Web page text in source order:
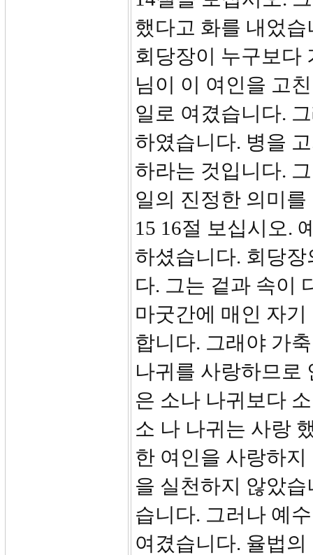
했다고 화를 내었
회당장이 누구보다
님이 이 여인을 고
일로 여겼습니다.
하였습니다. 병을
하라는 것입니다.
일의 진정한 의미
15 16절 보십시오.
하셨습니다. 회당
다. 그는 겉과 속이
마굿간에 매인 자
합니다. 그래야 가
나귀를 사랑하므로
은 소나 나귀보다
소 나 나귀는 사랑
한 여인을 사랑하
을 실천하지 않았
습니다. 그러나 예
여겼습니다. 율법